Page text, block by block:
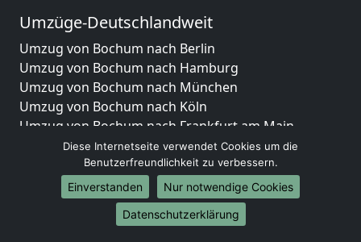
Umzüge-Deutschlandweit
Umzug von Bochum nach Berlin
Umzug von Bochum nach Hamburg
Umzug von Bochum nach München
Umzug von Bochum nach Köln
Umzug von Bochum nach Frankfurt am Main
Umzug von Bochum nach Stuttgart
Umzug von Bochum nach Düsseldorf
Umzug von Bochum nach Leipzig
Umzug von Bochum nach Dortmund
Umzug von Bochum nach Essen
Diese Internetseite verwendet Cookies um die
Benutzerfreundlichkeit zu verbessern.
Einverstanden
Nur notwendige Cookies
Datenschutzerklärung